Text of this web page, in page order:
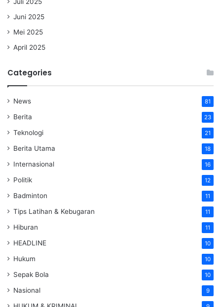
Juni 2025
Mei 2025
April 2025
Categories
News 81
Berita 23
Teknologi 21
Berita Utama 18
Internasional 16
Politik 12
Badminton 11
Tips Latihan & Kebugaran 11
Hiburan 11
HEADLINE 10
Hukum 10
Sepak Bola 10
Nasional 9